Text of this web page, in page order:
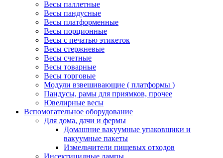
Весы паллетные
Весы пандусные
Весы платформенные
Весы порционные
Весы с печатью этикеток
Весы стержневые
Весы счетные
Весы товарные
Весы торговые
Модули взвешивающие ( платформы )
Пандусы, рамы для приямков, прочее
Ювелирные весы
Вспомогательное оборудование
Для дома, дачи и фермы
Домашние вакуумные упаковщики и
вакуумные пакеты
Измельчители пищевых отходов
Инсектицидные лампы